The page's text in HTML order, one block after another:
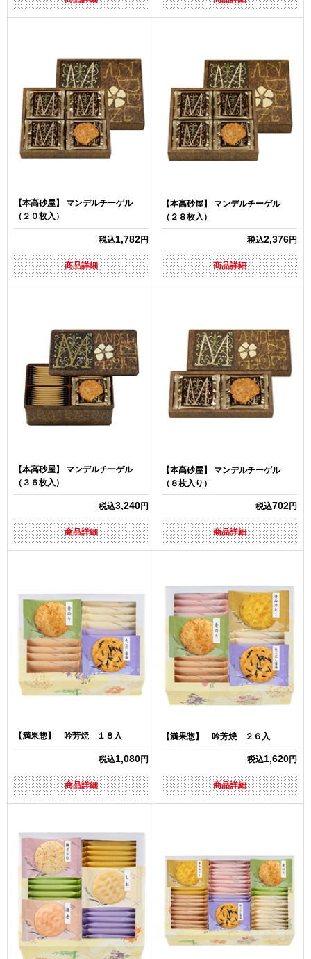
【本高砂屋】 マンデルチーゲル
（２０枚入）
税込1,782円
商品詳細
【本高砂屋】 マンデルチーゲル
（２８枚入）
税込2,376円
商品詳細
【本高砂屋】 マンデルチーゲル
（３６枚入）
税込3,240円
商品詳細
【本高砂屋】 マンデルチーゲル
（８枚入り）
税込702円
商品詳細
【満果惣】 吟芳焼 １８入
税込1,080円
商品詳細
【満果惣】 吟芳焼 ２６入
税込1,620円
商品詳細